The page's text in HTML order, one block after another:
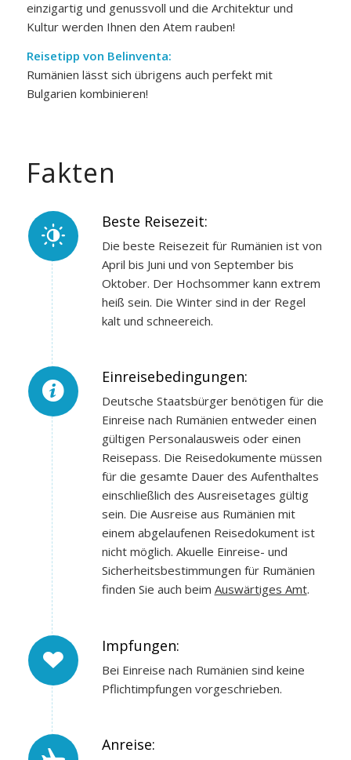
einzigartig und genussvoll und die Architektur und
Kultur werden Ihnen den Atem rauben!
Reisetipp von Belinventa:
Rumänien lässt sich übrigens auch perfekt mit
Bulgarien kombinieren!
Fakten
Beste Reisezeit:
Die beste Reisezeit für Rumänien ist von
April bis Juni und von September bis
Oktober. Der Hochsommer kann extrem
heiß sein. Die Winter sind in der Regel
kalt und schneereich.
Einreisebedingungen:
Deutsche Staatsbürger benötigen für die
Einreise nach Rumänien entweder einen
gültigen Personalausweis oder einen
Reisepass. Die Reisedokumente müssen
für die gesamte Dauer des Aufenthaltes
einschließlich des Ausreisetages gültig
sein. Die Ausreise aus Rumänien mit
einem abgelaufenen Reisedokument ist
nicht möglich. Akuelle Einreise- und
Sicherheitsbestimmungen für Rumänien
finden Sie auch beim Auswärtiges Amt.
Impfungen:
Bei Einreise nach Rumänien sind keine
Pflichtimpfungen vorgeschrieben.
Anreise: